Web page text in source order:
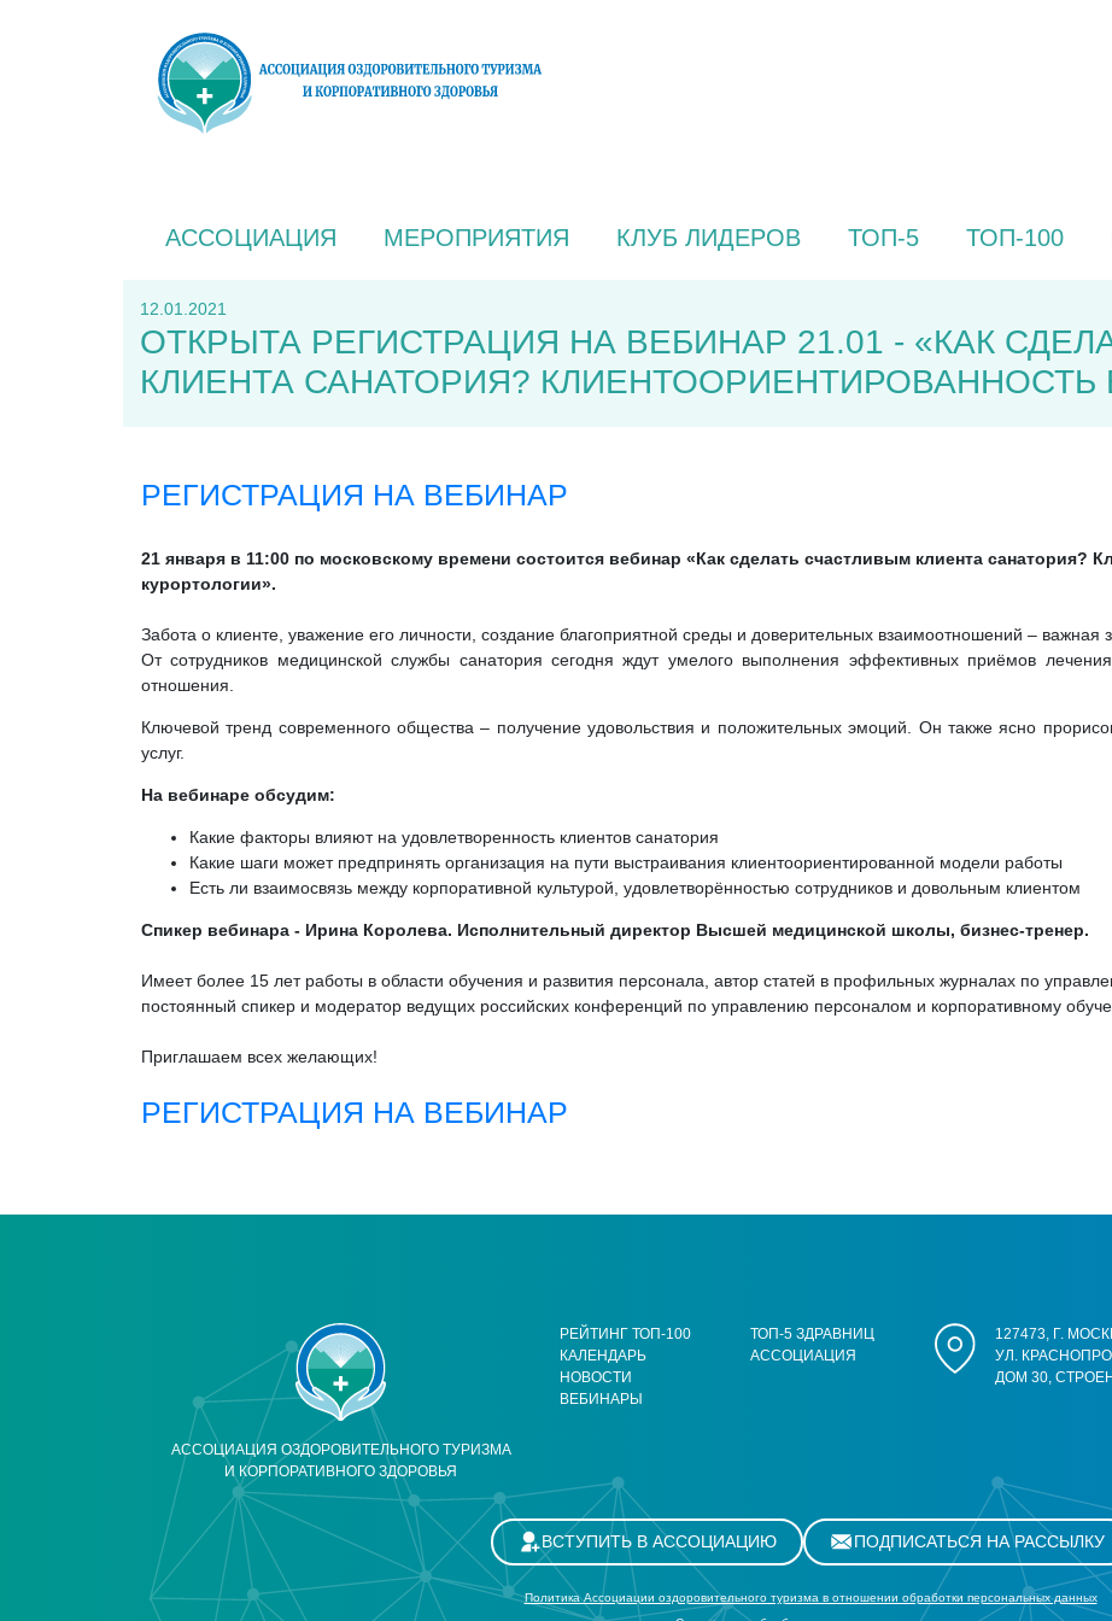
АССОЦИАЦИЯ МЕРОПРИЯТИЯ КЛУБ ЛИДЕРОВ ТОП-5 ТОП-100
12.01.2021
ОТКРЫТА РЕГИСТРАЦИЯ НА ВЕБИНАР 21.01 - «КАК
КЛИЕНТА САНАТОРИЯ? КЛИЕНТООРИЕНТИРОВАННОСТЬ
РЕГИСТРАЦИЯ НА ВЕБИНАР
21 января в 11:00 по московскому времени состоится вебинар «Как сделать счастливым клиента санатория?
курортологии».
Забота о клиенте, уважение его личности, создание благоприятной среды и доверительных взаимоотношений – важная
От сотрудников медицинской службы санатория сегодня ждут умелого выполнения эффективных приёмов
отношения.
Ключевой тренд современного общества – получение удовольствия и положительных эмоций. Он также ясно
услуг.
На вебинаре обсудим:
Какие факторы влияют на удовлетворенность клиентов санатория
Какие шаги может предпринять организация на пути выстраивания клиентоориентированной модели работы
Есть ли взаимосвязь между корпоративной культурой, удовлетворённостью сотрудников и довольным клиентом
Спикер вебинара - Ирина Королева. Исполнительный директор Высшей медицинской школы, бизнес-тренер.
Имеет более 15 лет работы в области обучения и развития персонала, автор статей в профильных журналах по
постоянный спикер и модератор ведущих российских конференций по управлению персоналом и корпоративному
Приглашаем всех желающих!
РЕГИСТРАЦИЯ НА ВЕБИНАР
АССОЦИАЦИЯ ОЗДОРОВИТЕЛЬНОГО ТУРИЗМА
И КОРПОРАТИВНОГО ЗДОРОВЬЯ
РЕЙТИНГ ТОП-100
КАЛЕНДАРЬ
НОВОСТИ
ВЕБИНАРЫ
ТОП-5 ЗДРАВНИЦ
АССОЦИАЦИЯ
127473, Г.
УЛ.
ДОМ 30,
ВСТУПИТЬ В АССОЦИАЦИЮ ПОДПИСАТЬСЯ НА РАССЫЛКУ
Политика Ассоциации оздоровительного туризма в отношении обработки персональных данных